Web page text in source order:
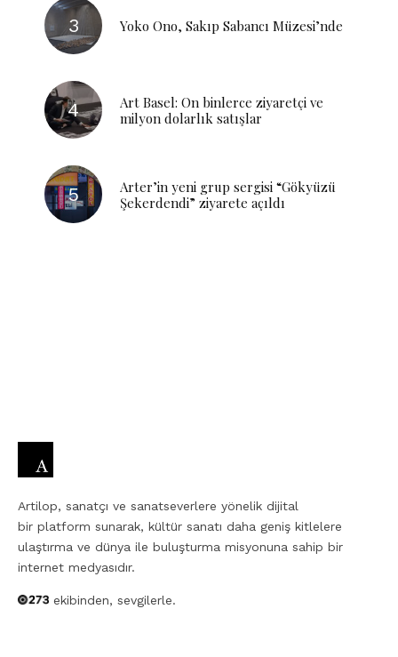
Yoko Ono, Sakıp Sabancı Müzesi’nde
Art Basel: On binlerce ziyaretçi ve
milyon dolarlık satışlar
Arter’in yeni grup sergisi “Gökyüzü
Şekerdendi” ziyarete açıldı
Artilop, sanatçı ve sanatseverlere yönelik dijital
bir platform sunarak, kültür sanatı daha geniş kitlelere
ulaştırma ve dünya ile buluşturma misyonuna sahip bir
internet medyasıdır.
ekibinden, sevgilerle.